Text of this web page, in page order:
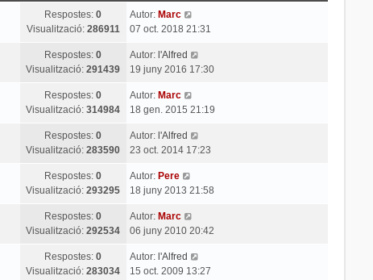
Respostes:0
Visualització: 286911
Autor: Marc
07 oct. 2018 21:31
Respostes:0
Visualització:291439
Autor: l'Alfred
19 juny 2016 17:30
Respostes:0
Visualització:314984
Autor: Marc
18 gen. 2015 21:19
Respostes:0
Visualització:283590
Autor: l'Alfred
23 oct. 2014 17:23
Respostes:0
Visualització:293295
Autor: Pere
18 juny 2013 21:58
Respostes:0
Visualització:292534
Autor: Marc
06 juny 2010 20:42
Respostes:0
Visualització:283034
Autor: l'Alfred
15 oct. 2009 13:27